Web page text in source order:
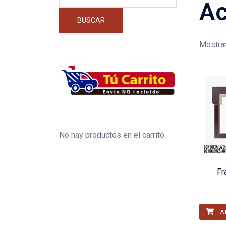
BUSCAR
No hay productos en el carrito.